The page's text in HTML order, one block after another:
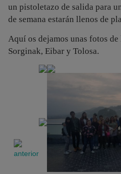
un pistoletazo de salida para
de semana estarán llenos de
Aquí os dejamos unas fotos
Sorginak, Eibar y Tolosa.